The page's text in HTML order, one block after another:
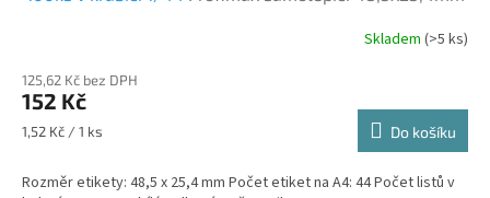
Skladem (>5 ks)
125,62 Kč bez DPH
152 Kč
Měrná
1,52 Kč / 1 ks Do košíku
Rozměr etikety: 48,5 x 25,4 mm Počet etiket na A4: 44 Počet listů v